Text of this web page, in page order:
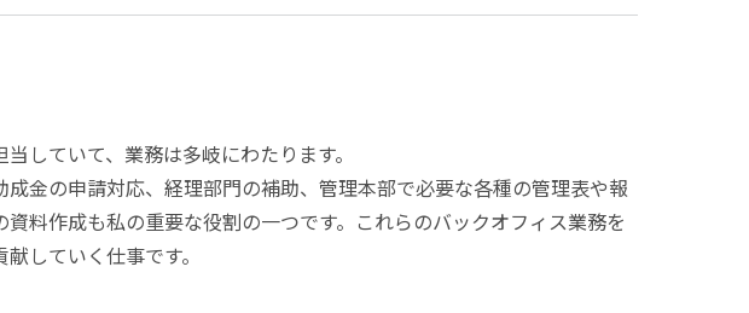
していて、業務は多岐にわたります。
金の申請対応、経理部門の補助、管理本部で必要な各種の管理表や報
料作成も私の重要な役割の一つです。これらのバックオフィス業務を
していく仕事です。